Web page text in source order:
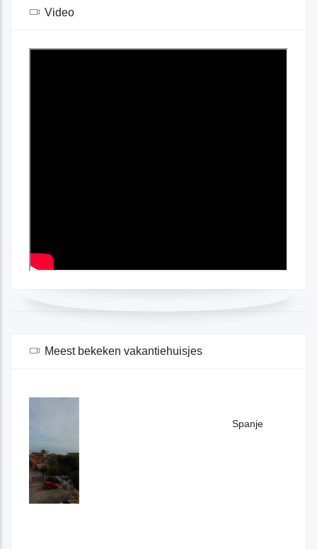
Video
Meest bekeken vakantiehuisjes